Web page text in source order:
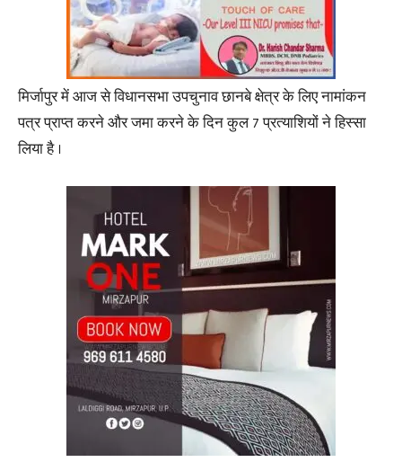
मिर्जापुर में आज से विधानसभा उपचुनाव छानबे क्षेत्र के लिए नामांकन
पत्र प्राप्त करने और जमा करने के दिन कुल 7 प्रत्याशियों ने हिस्सा
लिया है ।